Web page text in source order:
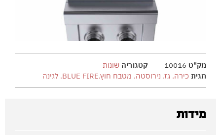
מק"ט 10016 קטגוריה שונות
תגית כירה. גז. נירוסטה. מטבח חוץ.BLUE FIRE. לגינה
מידות